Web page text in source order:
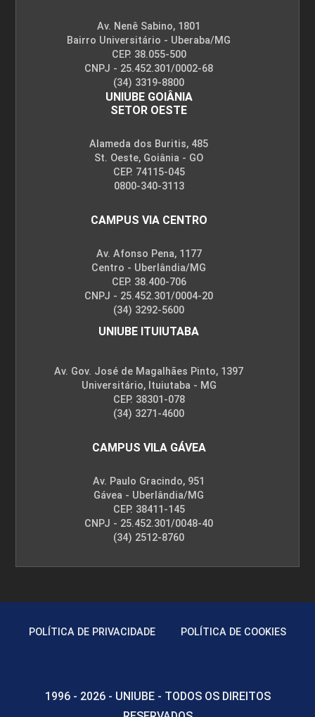
Av. Nenê Sabino, 1801
Bairro Universitário - Uberaba/MG
CEP. 38.055-500
CNPJ - 25.452.301/0002-68
(34) 3319-8800
UNIUBE GOIÂNIA
SETOR OESTE
Alameda dos Buritis, 485
St. Oeste, Goiânia - GO
CEP. 74115-045
0800-340-3113
CAMPUS VIA CENTRO
Av. Afonso Pena, 1177
Centro - Uberlândia/MG
CEP. 38.400-706
CNPJ - 25.452.301/0004-20
(34) 3292-5600
UNIUBE ITUIUTABA
Av. Gov. José de Magalhães Pinto, 1397
Universitário, Ituiutaba - MG
CEP. 38301-078
(34) 3271-4600
CAMPUS VILA GÁVEA
Av. Paulo Gracindo, 951
Gávea - Uberlândia/MG
CEP. 38411-145
CNPJ - 25.452.301/0048-40
(34) 2512-8760
POLÍTICA DE PRIVACIDADE POLÍTICA DE COOKIES
1996 - 2026 - UNIUBE - TODOS OS DIREITOS